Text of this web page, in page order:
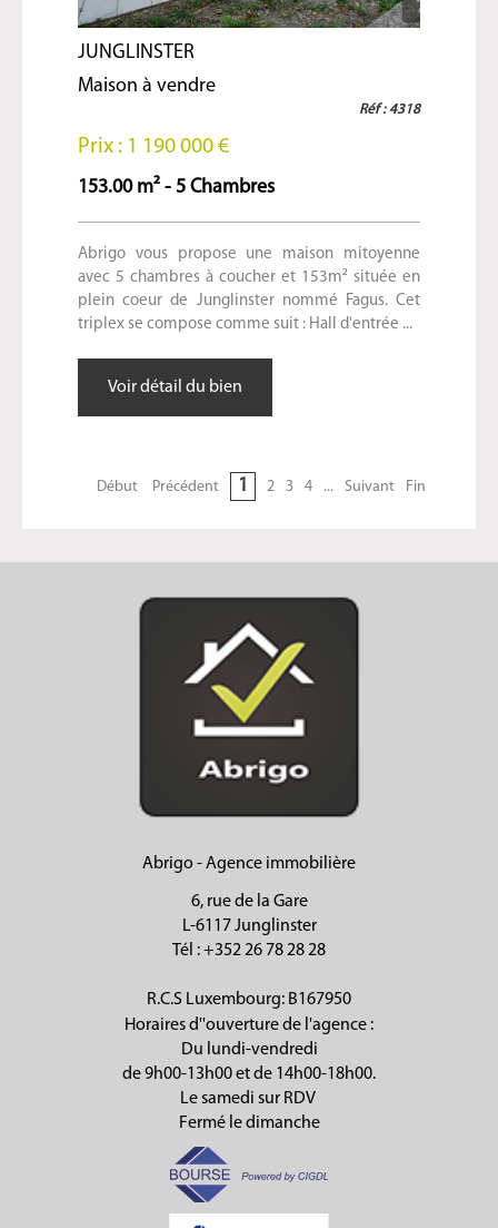
JUNGLINSTER
Maison à vendre
Réf : 4318
Prix : 1 190 000 €
153.00 m² - 5 Chambres
Abrigo vous propose une maison mitoyenne
avec 5 chambres à coucher et 153m² située en
plein coeur de Junglinster nommé Fagus. Cet
triplex se compose comme suit : Hall d'entrée ...
Voir détail du bien
Début Précédent 1 2 3 4 ... Suivant Fin
Abrigo - Agence immobilière
6, rue de la Gare
L-6117 Junglinster
Tél : +352 26 78 28 28
R.C.S Luxembourg: B167950
Horaires d''ouverture de l'agence :
Du lundi-vendredi
de 9h00-13h00 et de 14h00-18h00.
Le samedi sur RDV
Fermé le dimanche